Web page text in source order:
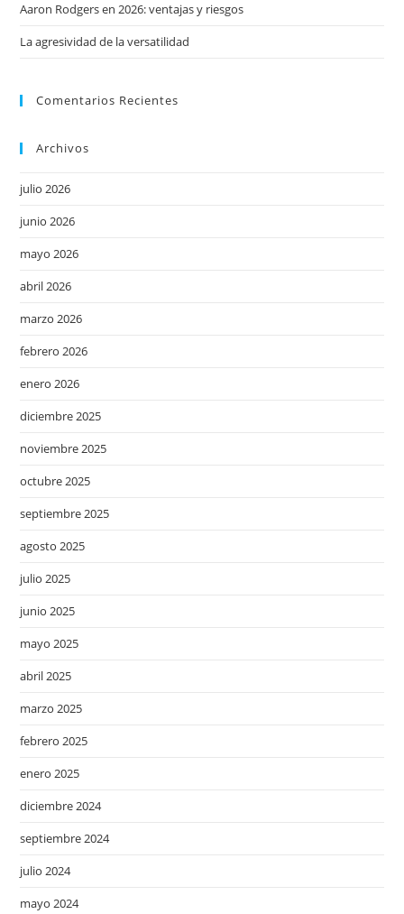
Aaron Rodgers en 2026: ventajas y riesgos
La agresividad de la versatilidad
Comentarios Recientes
Archivos
julio 2026
junio 2026
mayo 2026
abril 2026
marzo 2026
febrero 2026
enero 2026
diciembre 2025
noviembre 2025
octubre 2025
septiembre 2025
agosto 2025
julio 2025
junio 2025
mayo 2025
abril 2025
marzo 2025
febrero 2025
enero 2025
diciembre 2024
septiembre 2024
julio 2024
mayo 2024